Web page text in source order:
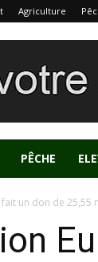
Agriculture
PÊCHE
un don de